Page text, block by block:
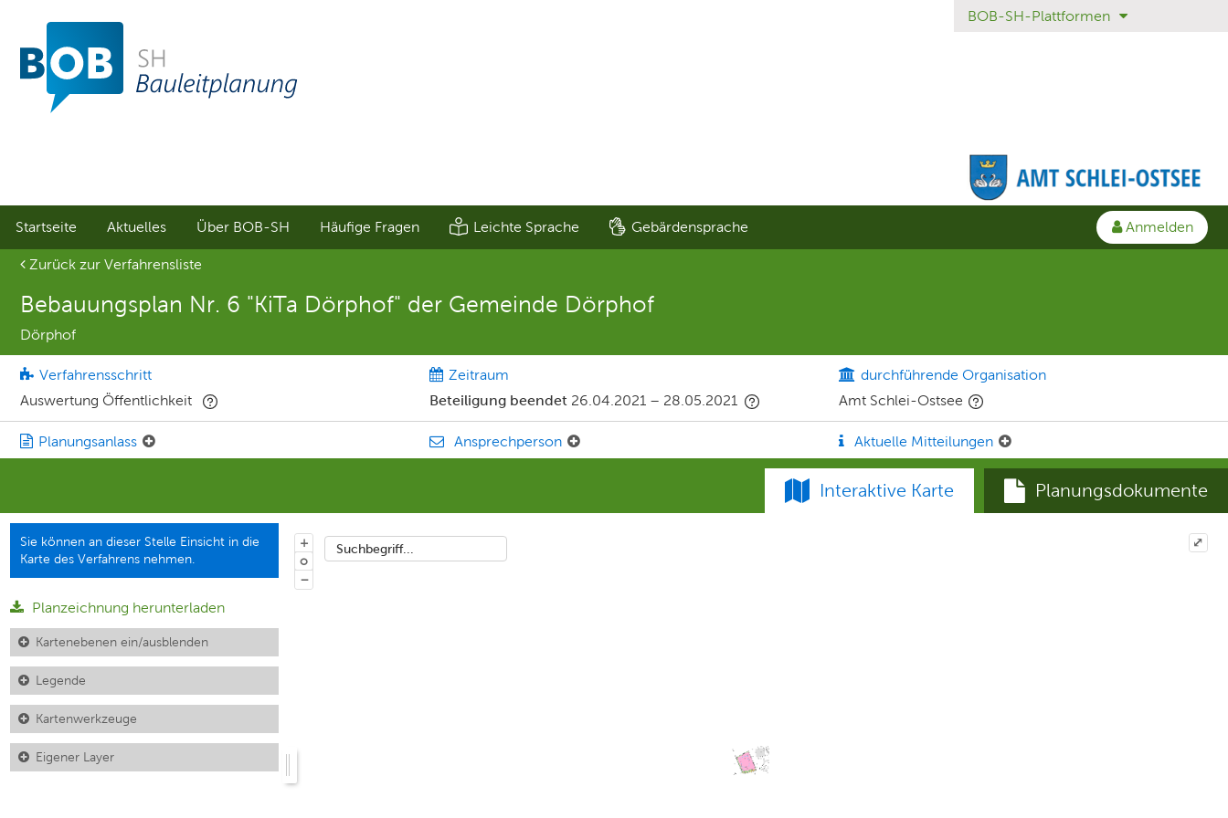
Sprungmenü
Direkt
Hauptnavigation
springen
Direkt
Inhalt
springen
BOB-SH-Plattformen
Startseite Aktuelles Über BOB-SH Häufige Fragen Leichte Sprache Gebärdensprache
Anmelden
Aktuelle Seite
Zurück zur Verfahrensliste
Bebauungsplan Nr. 6 "KiTa Dörphof" der Gemeinde Dörphof
Dörphof
Verfahrensschritt
Auswertung Öffentlichkeit
Zeitraum
Beteiligung beendet 26.04.2021 – 28.05.2021
durchführende Organisation
Amt Schlei-Ostsee
Planungsanlass Ansprechperson Aktuelle Mitteilungen
Interaktive Karte Planungsdokumente
Sie können an dieser Stelle Einsicht in die
Karte des Verfahrens nehmen.
Planzeichnung herunterladen
Kartenebenen ein/ausblenden
Legende
Kartenwerkzeuge
Eigener Layer
Suchbegriff...
+
o
−
⤢